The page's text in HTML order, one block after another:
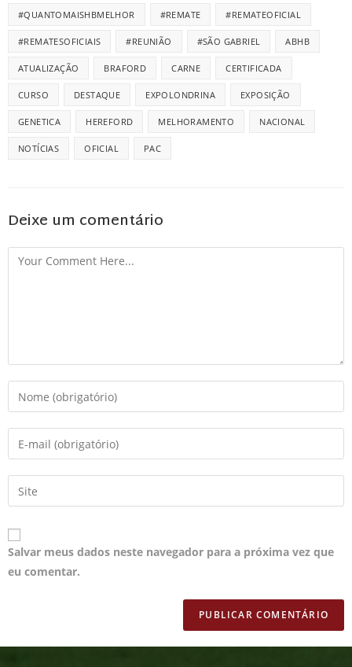
#QUANTOMAISHBMELHOR #REMATE #REMATEOFICIAL
#REMATESOFICIAIS #REUNIÃO #SÃO GABRIEL ABHB
ATUALIZAÇÃO BRAFORD CARNE CERTIFICADA
CURSO DESTAQUE EXPOLONDRINA EXPOSIÇÃO
GENETICA HEREFORD MELHORAMENTO NACIONAL
NOTÍCIAS OFICIAL PAC
Deixe um comentário
Salvar meus dados neste navegador para a próxima vez que
eu comentar.